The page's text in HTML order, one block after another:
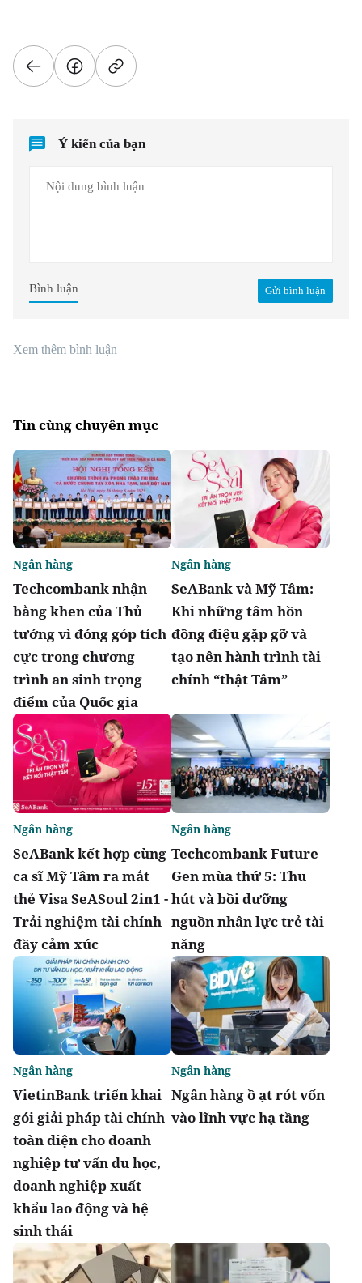
Ý kiến của bạn
Gửi bình luận
Bình luận
Xem thêm bình luận
Tin cùng chuyên mục
Techcombank nhận
bằng khen của Thủ
tướng vì đóng góp tích
cực trong chương
trình an sinh trọng
điểm của Quốc gia
Ngân hàng
SeABank và Mỹ Tâm:
Khi những tâm hồn
đồng điệu gặp gỡ và
tạo nên hành trình tài
chính “thật Tâm”
Ngân hàng
SeABank kết hợp cùng
ca sĩ Mỹ Tâm ra mắt
thẻ Visa SeASoul 2in1 -
Trải nghiệm tài chính
đầy cảm xúc
Ngân hàng
Techcombank Future
Gen mùa thứ 5: Thu
hút và bồi dưỡng
nguồn nhân lực trẻ tài
năng
Ngân hàng
VietinBank triển khai
gói giải pháp tài chính
toàn diện cho doanh
nghiệp tư vấn du học,
doanh nghiệp xuất
khẩu lao động và hệ
sinh thái
Ngân hàng
Ngân hàng ồ ạt rót vốn
vào lĩnh vực hạ tầng
Ngân hàng